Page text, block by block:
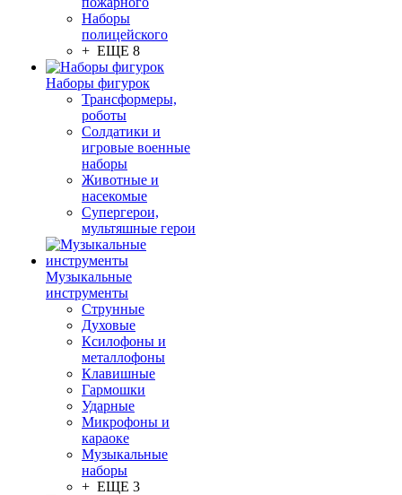
Наборы
полицейского
+ ЕЩЕ 8
Наборы фигурок
Трансформеры,
роботы
Солдатики и
игровые военные
наборы
Животные и
насекомые
Супергерои,
мультяшные герои
Музыкальные
инструменты
Струнные
Духовые
Ксилофоны и
металлофоны
Клавишные
Гармошки
Ударные
Микрофоны и
караоке
Музыкальные
наборы
+ ЕЩЕ 3